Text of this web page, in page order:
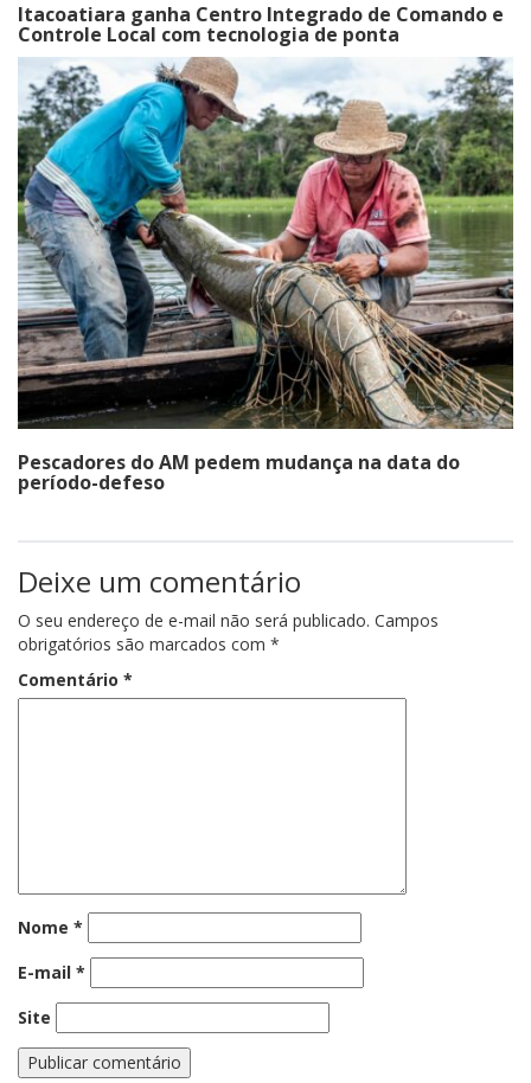
Itacoatiara ganha Centro Integrado de Comando e
Controle Local com tecnologia de ponta
Pescadores do AM pedem mudança na data do
período-defeso
Deixe um comentário
O seu endereço de e-mail não será publicado. Campos
obrigatórios são marcados com *
Comentário *
Nome *
E-mail *
Site